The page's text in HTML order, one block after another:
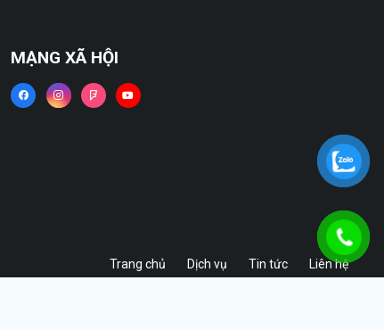
MẠNG XÃ HỘI
Trang chủ Dịch vụ Tin tức Liên hệ